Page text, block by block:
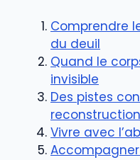
Comprendre
du deuil
Quand le
invisible
Des pistes
reconstruction
Vivre avec